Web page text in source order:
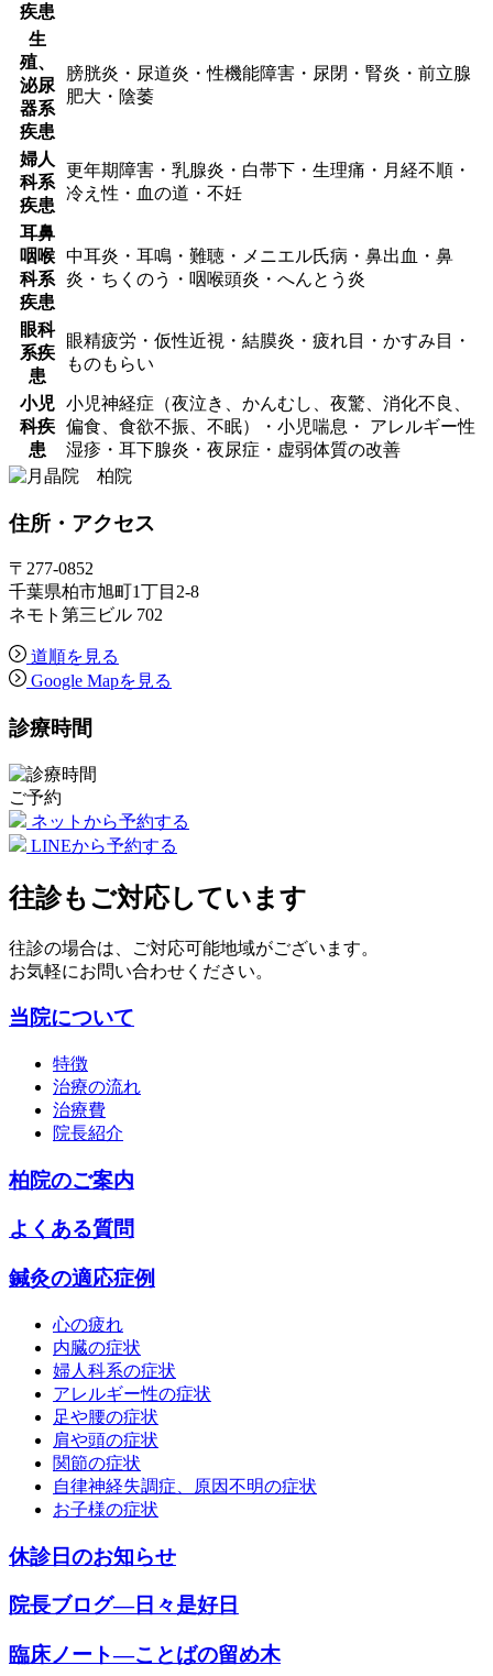
疾患
生
殖、
泌尿
器系
疾患
膀胱炎・尿道炎・性機能障害・尿閉・腎炎・前立腺
肥大・陰萎
婦人
科系
疾患
更年期障害・乳腺炎・白帯下・生理痛・月経不順・
冷え性・血の道・不妊
耳鼻
咽喉
科系
疾患
中耳炎・耳鳴・難聴・メニエル氏病・鼻出血・鼻
炎・ちくのう・咽喉頭炎・へんとう炎
眼科
系疾
患
眼精疲労・仮性近視・結膜炎・疲れ目・かすみ目・
ものもらい
小児
科疾
患
小児神経症（夜泣き、かんむし、夜驚、消化不良、
偏食、食欲不振、不眠）・小児喘息・ アレルギー性
湿疹・耳下腺炎・夜尿症・虚弱体質の改善
住所 ・アクセス
〒277-0852
千葉県柏市旭町1丁目2-8
ネモト第三ビル 702
道順を見る
Google Mapを見る
診療時間
ご予約
ネットから予約する
LINEから予約する
往診もご対応しています
往診の場合は、ご対応可能地域がございます。
お気軽にお問い合わせください。
当院について
特徴
治療の流れ
治療費
院長紹介
柏院のご案内
よくある質問
鍼灸の適応症例
心の疲れ
内臓の症状
婦人科系の症状
アレルギー性の症状
足や腰の症状
肩や頭の症状
関節の症状
自律神経失調症、原因不明の症状
お子様の症状
休診日のお知らせ
院長ブログ―日々是好日
臨床ノート―ことばの留め木